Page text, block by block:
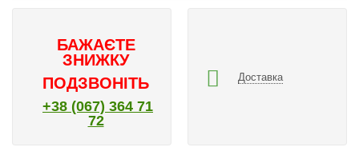
БАЖАЄТЕ
ЗНИЖКУ
ПОДЗВОНІТЬ
+38 (067) 364 71
72
Доставка